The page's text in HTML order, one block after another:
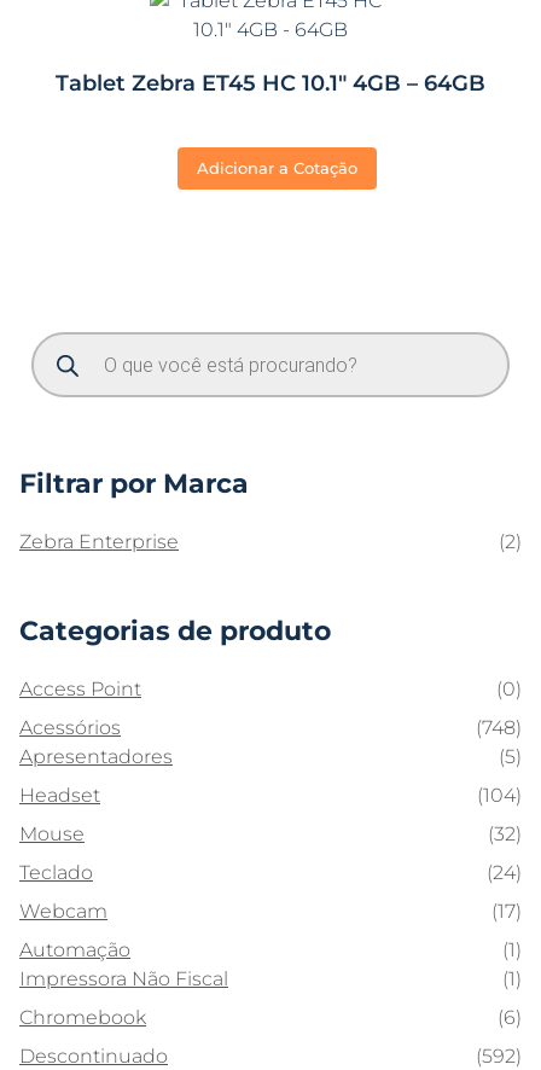
Tablet Zebra ET45 HC 10.1″ 4GB – 64GB
Adicionar a Cotação
Filtrar por Marca
Zebra Enterprise (2)
Categorias de produto
Access Point
(0)
Acessórios
(748)
Apresentadores
(5)
Headset
(104)
Mouse
(32)
Teclado
(24)
Webcam
(17)
Automação
(1)
Impressora Não Fiscal
(1)
Chromebook
(6)
Descontinuado
(592)